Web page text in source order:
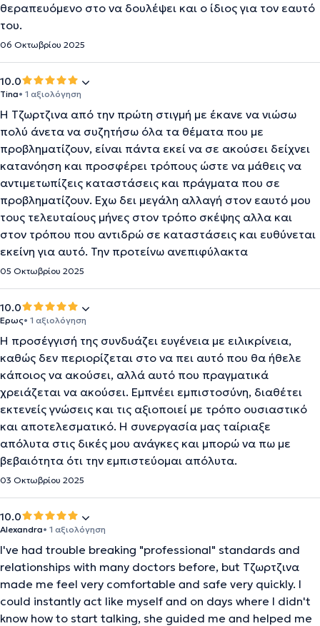
θεραπευόμενο στο να δουλέψει και ο ίδιος για τον εαυτό
του.
06 Οκτωβρίου 2025
10.0
Tina• 1 αξιολόγηση
Η Τζωρτζινα από την πρώτη στιγμή με έκανε να νιώσω
πολύ άνετα να συζητήσω όλα τα θέματα που με
προβληματίζουν, είναι πάντα εκεί να σε ακούσει δείχνει
κατανόηση και προσφέρει τρόπους ώστε να μάθεις να
αντιμετωπίζεις καταστάσεις και πράγματα που σε
προβληματίζουν. Εχω δει μεγάλη αλλαγή στον εαυτό μου
τους τελευταίους μήνες στον τρόπο σκέψης αλλα και
στον τρόπου που αντιδρώ σε καταστάσεις και ευθύνεται
εκείνη για αυτό. Την προτείνω ανεπιφύλακτα
05 Οκτωβρίου 2025
10.0
Έρως• 1 αξιολόγηση
Η προσέγγισή της συνδυάζει ευγένεια με ειλικρίνεια,
καθώς δεν περιορίζεται στο να πει αυτό που θα ήθελε
κάποιος να ακούσει, αλλά αυτό που πραγματικά
χρειάζεται να ακούσει. Εμπνέει εμπιστοσύνη, διαθέτει
εκτενείς γνώσεις και τις αξιοποιεί με τρόπο ουσιαστικό
και αποτελεσματικό. Η συνεργασία μας ταίριαξε
απόλυτα στις δικές μου ανάγκες και μπορώ να πω με
βεβαιότητα ότι την εμπιστεύομαι απόλυτα.
03 Οκτωβρίου 2025
10.0
Alexandra• 1 αξιολόγηση
I've had trouble breaking "professional" standards and
relationships with many doctors before, but Τζωρτζινα
made me feel very comfortable and safe very quickly. I
could instantly act like myself and on days where I didn't
know how to start talking, she guided me and helped me